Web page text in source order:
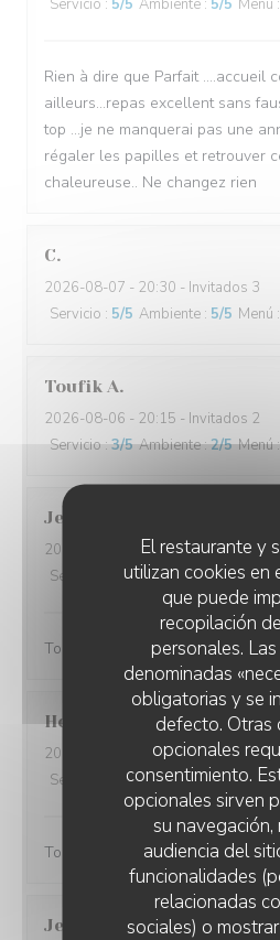
El restaurante y
utilizan cookies en
que puede
recopilación
personales.
denominadas
obligatorias y se
defecto. Otras
opcionales
consentimiento.
opcionales sirven
su navegación,
audiencia del
funcionalidades
relacionadas
sociales) o
Servicio : 5/5 Ambiente : 5/5 Menú :
Rien à dire que Parfait ....accueil
ailleurs...repas excellent sans
top ...je ne manquerai pas une
régaler les papilles et retrouver
chaleureuse.. Ne changez rien
C
2026-08-07 - 20:30 - Invitados 3
Servicio : 5/5 Ambiente : 5/5 Menú :
Toufik A
2026-08-06 - 20:15 - Invitados 2
Servicio:3/5 Ambiente:2/5 Menú:
Jean Philippe
2026-08-06
- 20:00 - Invitados 2
Servicio
/5 Ambiente:5/5 Menú :
Toujours excellent et un accueil
Herve
2026-08-04
- 20:45 - Invitados 2
Servicio
/5 Ambiente: 5/5 Menú:
Toujours un agréable moment.
Jean